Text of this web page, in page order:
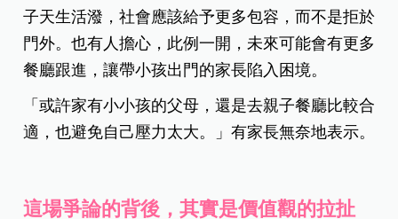
子天生活潑，社會應該給予更多包容，而不是拒於
門外。也有人擔心，此例一開，未來可能會有更多
餐廳跟進，讓帶小孩出門的家長陷入困境。
「或許家有小小孩的父母，還是去親子餐廳比較合
適，也避免自己壓力太大。」有家長無奈地表示。
這場爭論的背後，其實是價值觀的拉扯